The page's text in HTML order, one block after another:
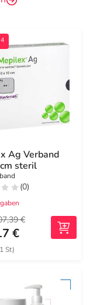
4
Ag Verband
steril
(0)
€
€
St)